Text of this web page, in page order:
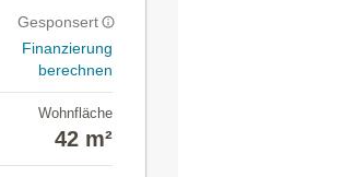
Gesponsert
Finanzierung
berechnen
Wohnfläche
42 m²